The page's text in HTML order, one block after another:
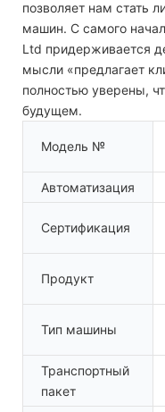
позволяет нам стать
машин. С самого
Ltd придерживается
мысли «предлагает
полностью уверены,
будущем.
Модель №
Автоматизация
Сертификация
Продукт
Тип машины
Транспортный
пакет